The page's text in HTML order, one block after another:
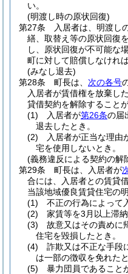
い。
(明渡し時の原状回復)
第27条
入居者は、明渡し
繕、取替え等の原状回復
し、原状回復が不可能な
町に対して賠償しなけれ
(みなし退去)
第28条
町長は、 次の各号
入居者が賃借権を放棄し
貸借契約を解除することが
(1)
入居者が第26条の届
退去したとき。
(2)
入居者が正当な理由
宅を使用しないとき。
(義務違反による契約の解
第29条
町長は、入居者が
合には、入居者との賃貸
当該地域優良賃貸住宅の
(1)
不正の行為によって
(2)
家賃等を3月以上滞納
(3)
故意又はその責めに
住宅を毀損したとき。
(4)
詐欺又は不正な手段
は一部の徴収を免れたと
(5)
暴力団員であること